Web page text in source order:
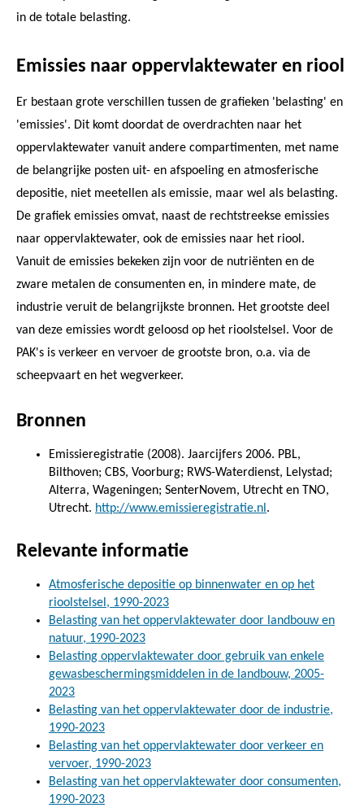
in de totale belasting.
Emissies naar oppervlaktewater en riool
Er bestaan grote verschillen tussen de grafieken 'belasting' en
'emissies'. Dit komt doordat de overdrachten naar het
oppervlaktewater vanuit andere compartimenten, met name
de belangrijke posten uit- en afspoeling en atmosferische
depositie, niet meetellen als emissie, maar wel als belasting.
De grafiek emissies omvat, naast de rechtstreekse emissies
naar oppervlaktewater, ook de emissies naar het riool.
Vanuit de emissies bekeken zijn voor de nutriënten en de
zware metalen de consumenten en, in mindere mate, de
industrie veruit de belangrijkste bronnen. Het grootste deel
van deze emissies wordt geloosd op het rioolstelsel. Voor de
PAK's is verkeer en vervoer de grootste bron, o.a. via de
scheepvaart en het wegverkeer.
Bronnen
Emissieregistratie (2008). Jaarcijfers 2006. PBL,
Bilthoven; CBS, Voorburg; RWS-Waterdienst, Lelystad;
Alterra, Wageningen; SenterNovem, Utrecht en TNO,
Utrecht. http://www.emissieregistratie.nl .
Relevante informatie
Atmosferische depositie op binnenwater en op het
rioolstelsel, 1990-2023
Belasting van het oppervlaktewater door landbouw en
natuur, 1990-2023
Belasting oppervlaktewater door gebruik van enkele
gewasbeschermingsmiddelen in de landbouw, 2005-
2023
Belasting van het oppervlaktewater door de industrie,
1990-2023
Belasting van het oppervlaktewater door verkeer en
vervoer, 1990-2023
Belasting van het oppervlaktewater door consumenten,
1990-2023